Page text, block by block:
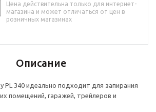
Цена действительна только для интернет-
магазина и может отличаться от цен в
розничных магазинах
Описание
PL 340 идеально подходит для запирания
помещений, гаражей, трейлеров и